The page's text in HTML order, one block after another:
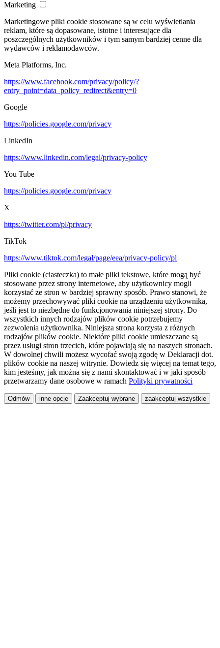
Marketing
Marketingowe pliki cookie stosowane są w celu wyświetlania
reklam, które są dopasowane, istotne i interesujące dla
poszczególnych użytkowników i tym samym bardziej cenne dla
wydawców i reklamodawców.
Meta Platforms, Inc.
https://www.facebook.com/privacy/policy/?
entry_point=data_policy_redirect&entry=0
Google
https://policies.google.com/privacy
LinkedIn
https://www.linkedin.com/legal/privacy-policy
You Tube
https://policies.google.com/privacy
X
https://twitter.com/pl/privacy
TikTok
https://www.tiktok.com/legal/page/eea/privacy-policy/pl
Pliki cookie (ciasteczka) to małe pliki tekstowe, które mogą być
stosowane przez strony internetowe, aby użytkownicy mogli
korzystać ze stron w bardziej sprawny sposób. Prawo stanowi, że
możemy przechowywać pliki cookie na urządzeniu użytkownika,
jeśli jest to niezbędne do funkcjonowania niniejszej strony. Do
wszystkich innych rodzajów plików cookie potrzebujemy
zezwolenia użytkownika. Niniejsza strona korzysta z różnych
rodzajów plików cookie. Niektóre pliki cookie umieszczane są
przez usługi stron trzecich, które pojawiają się na naszych stronach.
W dowolnej chwili możesz wycofać swoją zgodę w Deklaracji dot.
plików cookie na naszej witrynie. Dowiedz się więcej na temat tego,
kim jesteśmy, jak można się z nami skontaktować i w jaki sposób
przetwarzamy dane osobowe w ramach Polityki prywatności
Odmów inne opcje Zaakceptuj wybrane zaakceptuj wszystkie